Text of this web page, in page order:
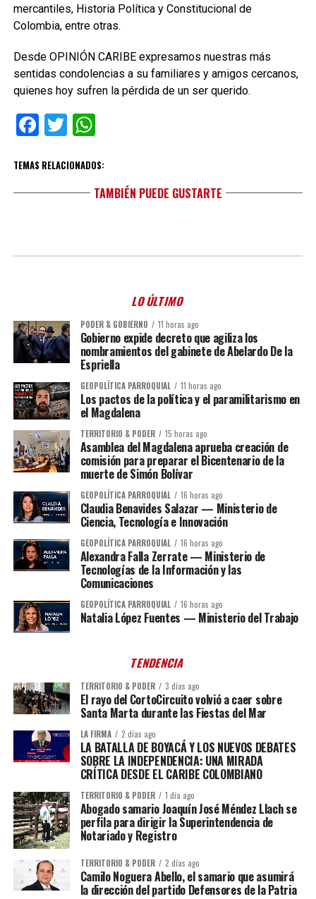
mercantiles, Historia Política y Constitucional de
Colombia, entre otras.
Desde OPINIÓN CARIBE expresamos nuestras más
sentidas condolencias a su familiares y amigos cercanos,
quienes hoy sufren la pérdida de un ser querido.
Facebook
TwitterWhatsApp
TEMAS RELACIONADOS:
TAMBIÉN PUEDE GUSTARTE
LO ÚLTIMO
PODER & GOBIERNO 11 horas ago
Gobierno expide decreto que agiliza los
nombramientos del gabinete de Abelardo De la
Espriella
GEOPOLÍTICA PARROQUIAL 11 horas ago
Los pactos de la política y el paramilitarismo en
el Magdalena
TERRITORIO & PODER 15 horas ago
Asamblea del Magdalena aprueba creación de
comisión para preparar el Bicentenario de la
muerte de Simón Bolívar
GEOPOLÍTICA PARROQUIAL 16 horas ago
Claudia Benavides Salazar — Ministerio de
Ciencia, Tecnología e Innovación
GEOPOLÍTICA PARROQUIAL 16 horas ago
Alexandra Falla Zerrate — Ministerio de
Tecnologías de la Información y las
Comunicaciones
GEOPOLÍTICA PARROQUIAL 16 horas ago
Natalia López Fuentes — Ministerio del Trabajo
TENDENCIA
TERRITORIO & PODER 3 días ago
El rayo del CortoCircuito volvió a caer sobre
Santa Marta durante las Fiestas del Mar
LA FIRMA 2 días ago
LA BATALLA DE BOYACÁ Y LOS NUEVOS DEBATES
SOBRE LA INDEPENDENCIA: UNA MIRADA
CRÍTICA DESDE EL CARIBE COLOMBIANO
TERRITORIO & PODER 1 día ago
Abogado samario Joaquín José Méndez Llach se
perfila para dirigir la Superintendencia de
Notariado y Registro
TERRITORIO & PODER 2 días ago
Camilo Noguera Abello, el samario que asumirá
la dirección del partido Defensores de la Patria